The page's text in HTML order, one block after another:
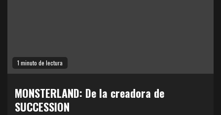
1 minuto de lectura
MONSTERLAND: De la creadora de
SUCCESSION